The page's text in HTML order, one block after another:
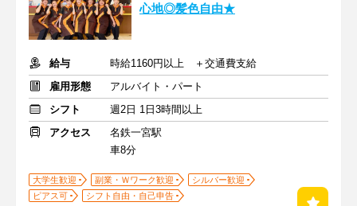
心地◎髪色自由★
給与
時給1160円以上 ＋交通費支給
雇用形態
アルバイト・パート
シフト
週2日 1日3時間以上
アクセス
名鉄一宮駅
車8分
大学生歓迎 副業・Ｗワーク歓迎
シルバー歓迎
ピアス可
シフト自由・自己申告